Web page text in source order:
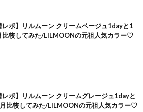
レポ】リルムーン クリームベージュ1dayと1
比較してみた/LILMOONの元祖人気カラー♡
レポ】リルムーン クリームグレージュ1dayと
比較してみた/LILMOONの元祖人気カラー♡